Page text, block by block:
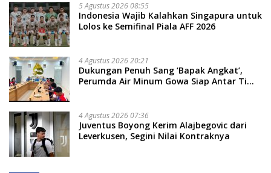
5 Agustus 2026 08:55
Indonesia Wajib Kalahkan Singapura untuk
Lolos ke Semifinal Piala AFF 2026
4 Agustus 2026 20:21
Dukungan Penuh Sang ‘Bapak Angkat’,
Perumda Air Minum Gowa Siap Antar Tim
4 Agustus 2026 07:36
Juventus Boyong Kerim Alajbegovic dari
Leverkusen, Segini Nilai Kontraknya